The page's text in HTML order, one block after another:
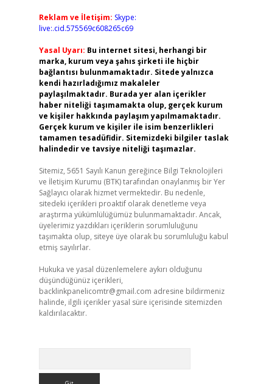
Reklam ve İletişim: Skype:
live:.cid.575569c608265c69
Yasal Uyarı: Bu internet sitesi, herhangi bir
marka, kurum veya şahıs şirketi ile hiçbir
bağlantısı bulunmamaktadır. Sitede yalnızca
kendi hazırladığımız makaleler
paylaşılmaktadır. Burada yer alan içerikler
haber niteliği taşımamakta olup, gerçek kurum
ve kişiler hakkında paylaşım yapılmamaktadır.
Gerçek kurum ve kişiler ile isim benzerlikleri
tamamen tesadüfidir. Sitemizdeki bilgiler taslak
halindedir ve tavsiye niteliği taşımazlar.
Sitemiz, 5651 Sayılı Kanun gereğince Bilgi Teknolojileri
ve İletişim Kurumu (BTK) tarafından onaylanmış bir Yer
Sağlayıcı olarak hizmet vermektedir. Bu nedenle,
sitedeki içerikleri proaktif olarak denetleme veya
araştırma yükümlülüğümüz bulunmamaktadır. Ancak,
üyelerimiz yazdıkları içeriklerin sorumluluğunu
taşımakta olup, siteye üye olarak bu sorumluluğu kabul
etmiş sayılırlar.
Hukuka ve yasal düzenlemelere aykırı olduğunu
düşündüğünüz içerikleri,
backlinkpanelicomtr@gmail.com adresine bildirmeniz
halinde, ilgili içerikler yasal süre içerisinde sitemizden
kaldırılacaktır.